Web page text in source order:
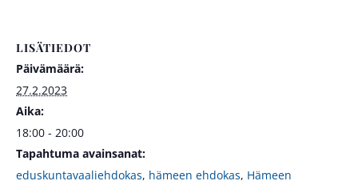
LISÄTIEDOT
Päivämäärä:
27.2.2023
Aika:
18:00 - 20:00
Tapahtuma avainsanat:
eduskuntavaaliehdokas, hämeen ehdokas, Hämeen